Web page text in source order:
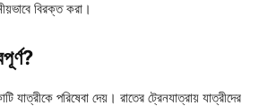
বিরক্ত করা।
যাত্রীকে পরিষেবা দেয়। রাতের ট্রেনযাত্রায় যাত্রীদের